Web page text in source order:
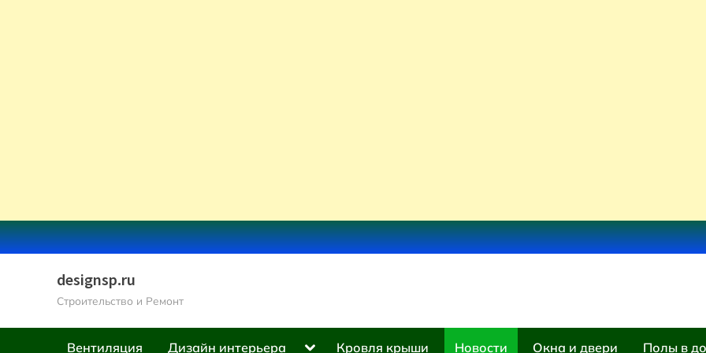
Skip
to
designsp.ru
Строительство и Ремонт
Вентиляция Дизайн интерьера
ToggleКровля крыши Новости Окна и двери Полы в